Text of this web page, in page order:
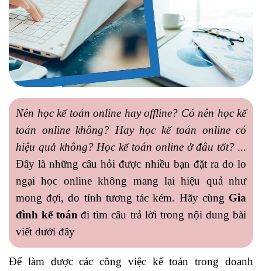
Nên học kế toán online hay offline? Có nên học kế
toán online không? Hay học kế toán online có
hiệu quả không? Học kế toán online ở đâu tốt? ...
Đây là những câu hỏi được nhiều bạn đặt ra do lo
ngại học online không mang lại hiệu quả như
mong đợi, do tính tương tác kém. Hãy cùng Gia
đình kế toán đi tìm câu trả lời trong nội dung bài
viết dưới đây
Để làm được các công việc kế toán trong doanh